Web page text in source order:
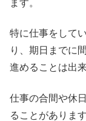
ます。
特に仕事をして
り、期日までに
進めることは出
仕事の合間や休
ることがあります